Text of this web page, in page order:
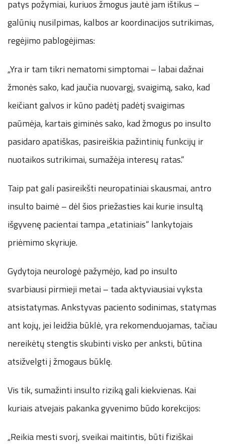
patys požymiai, kuriuos žmogus jautė jam ištikus –
galūnių nusilpimas, kalbos ar koordinacijos sutrikimas,
regėjimo pablogėjimas:
„Yra ir tam tikri nematomi simptomai – labai dažnai
žmonės sako, kad jaučia nuovargį, svaigimą, sako, kad
keičiant galvos ir kūno padėtį padėtį svaigimas
paūmėja, kartais giminės sako, kad žmogus po insulto
pasidaro apatiškas, pasireiškia pažintinių funkcijų ir
nuotaikos sutrikimai, sumažėja interesų ratas.“
Taip pat gali pasireikšti neuropatiniai skausmai, antro
insulto baimė – dėl šios priežasties kai kurie insultą
išgyvenę pacientai tampa „etatiniais“ lankytojais
priėmimo skyriuje.
Gydytoja neurologė pažymėjo, kad po insulto
svarbiausi pirmieji metai – tada aktyviausiai vyksta
atsistatymas. Ankstyvas paciento sodinimas, statymas
ant kojų, jei leidžia būklė, yra rekomenduojamas, tačiau
nereikėtų stengtis skubinti visko per anksti, būtina
atsižvelgti į žmogaus būklę.
Vis tik, sumažinti insulto riziką gali kiekvienas. Kai
kuriais atvejais pakanka gyvenimo būdo korekcijos:
„Reikia mesti svorį, sveikai maitintis, būti fiziškai